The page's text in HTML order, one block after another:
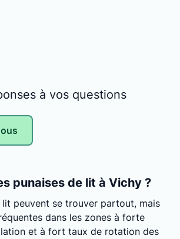
à vos questions
punaises de lit à Vichy ?
lit peuvent se trouver partout, mais
dans les zones à forte
et à fort taux de rotation des